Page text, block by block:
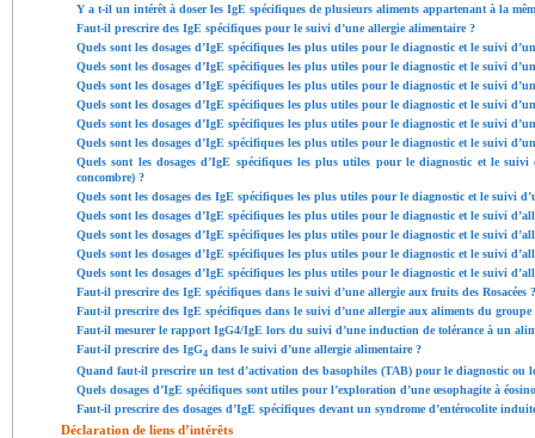
Y a t-il un intérêt à doser les IgE spécifiques de plusieurs aliments appartenant à la
Faut-il prescrire des IgE spécifiques pour le suivi d’une allergie alimentaire ?
Quels sont les dosages d’IgE spécifiques les plus utiles pour le diagnostic et le suivi
Quels sont les dosages d’IgE spécifiques les plus utiles pour le diagnostic et le suivi
Quels sont les dosages d’IgE spécifiques les plus utiles pour le diagnostic et le suivi
Quels sont les dosages d’IgE spécifiques les plus utiles pour le diagnostic et le suivi
Quels sont les dosages d’IgE spécifiques les plus utiles pour le diagnostic et le suivi
Quels sont les dosages d’IgE spécifiques les plus utiles pour le diagnostic et le suivi
Quels sont les dosages d’IgE spécifiques les plus utiles pour le diagnostic et le suivi
concombre) ?
Quels sont les dosages des IgE spécifiques les plus utiles pour le diagnostic et le suivi
Quels sont les dosages d’IgE spécifiques les plus utiles pour le diagnostic et le suivi
Quels sont les dosages d’IgE spécifiques les plus utiles pour le diagnostic et le suivi
Quels sont les dosages d’IgE spécifiques les plus utiles pour le diagnostic et le suivi
Quels sont les dosages d’IgE spécifiques les plus utiles pour le diagnostic et le suivi
Faut-il prescrire des IgE spécifiques dans le suivi d’une allergie aux fruits des Rosacées ?
Faut-il prescrire des IgE spécifiques dans le suivi d’une allergie aux aliments du groupe
Faut-il mesurer le rapport IgG4/IgE lors du suivi d’une induction de tolérance à un
Faut-il prescrire des IgG4 dans le suivi d’une allergie alimentaire ?
Quand faut-il prescrire un test d’activation des basophiles (TAB) pour le diagnostic ou
Quels dosages d’IgE spécifiques sont utiles pour l’exploration d’une œsophagite à
Faut-il prescrire des dosages d’IgE spécifiques devant un syndrome d’entérocolite
Déclaration de liens d’intérêts